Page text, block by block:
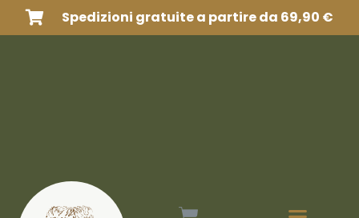
Spedizioni gratuite a partire da 69,90 €